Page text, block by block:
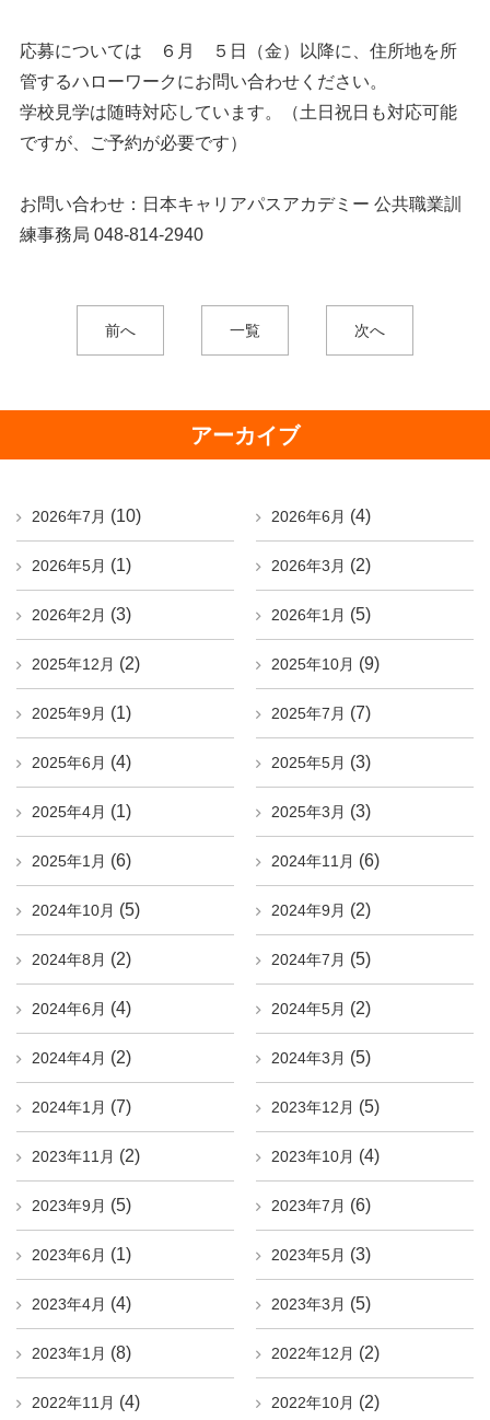
応募については ６月 ５日（金）以降に、住所地を所
管するハローワークにお問い合わせください。
学校見学は随時対応しています。（土日祝日も対応可能
ですが、ご予約が必要です）
お問い合わせ：日本キャリアパスアカデミー 公共職業訓
練事務局 048-814-2940
前へ 一覧 次へ
アーカイブ
2026年7月 (10) 2026年6月 (4)
2026年5月 (1) 2026年3月 (2)
2026年2月 (3) 2026年1月 (5)
2025年12月 (2) 2025年10月 (9)
2025年9月 (1) 2025年7月 (7)
2025年6月 (4) 2025年5月 (3)
2025年4月 (1) 2025年3月 (3)
2025年1月 (6) 2024年11月 (6)
2024年10月 (5) 2024年9月 (2)
2024年8月 (2) 2024年7月 (5)
2024年6月 (4) 2024年5月 (2)
2024年4月 (2) 2024年3月 (5)
2024年1月 (7) 2023年12月 (5)
2023年11月 (2) 2023年10月 (4)
2023年9月 (5) 2023年7月 (6)
2023年6月 (1) 2023年5月 (3)
2023年4月 (4) 2023年3月 (5)
2023年1月 (8) 2022年12月 (2)
2022年11月 (4) 2022年10月 (2)